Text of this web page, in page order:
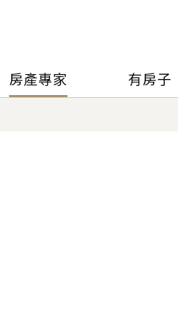
房產專家 有房子